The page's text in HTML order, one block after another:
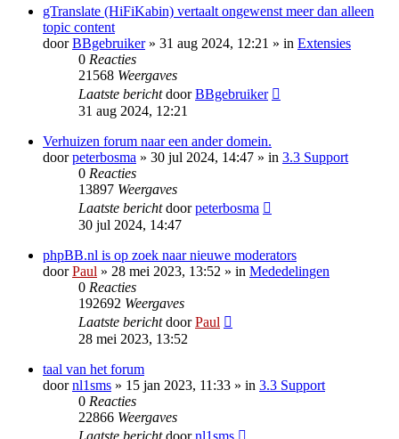
gTranslate (HiFiKabin) vertaalt ongewenst meer dan alleen
topic content
doorBBgebruiker» 31 aug 2024, 12:21 » in Extensies
0 Reacties
21568 Weergaves
Laatste berichtdoorBBgebruiker
31 aug 2024, 12:21
Verhuizen forum naar een ander domein.
doorpeterbosma » 30 jul 2024, 14:47 » in 3.3 Support
0 Reacties
13897 Weergaves
Laatste berichtdoorpeterbosma
30 jul 2024, 14:47
phpBB.nl is op zoek naar nieuwe moderators
doorPaul » 28 mei 2023, 13:52 » in Mededelingen
0 Reacties
192692 Weergaves
Laatste berichtdoorPaul
28 mei 2023, 13:52
taal van het forum
doornl1sms » 15 jan 2023, 11:33 » in 3.3 Support
0 Reacties
22866 Weergaves